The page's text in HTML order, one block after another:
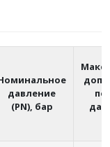
давление
(PN), бар